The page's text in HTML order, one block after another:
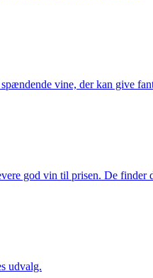
vine, der kan give
god vin til prisen. De
udvalg.